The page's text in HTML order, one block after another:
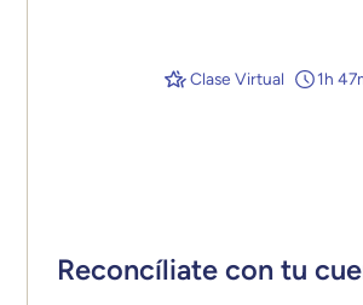
Clase Virtual 1h
Reconcíliate con tu